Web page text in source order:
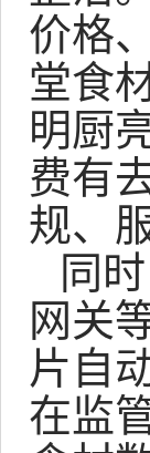
价格
堂食
明厨
费有
规、
同
网关
片自
在监